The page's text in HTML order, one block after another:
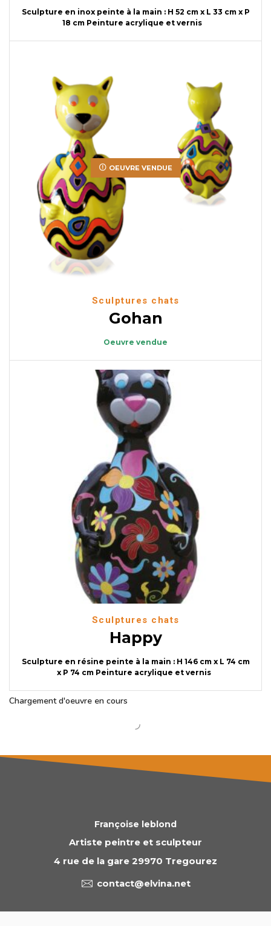
Sculpture en inox peinte à la main : H 52 cm x L 33 cm x P
18 cm Peinture acrylique et vernis
OEUVRE VENDUE
Sculptures chats
Gohan
Oeuvre vendue
Sculptures chats
Happy
Sculpture en résine peinte à la main : H 146 cm x L 74 cm
x P 74 cm Peinture acrylique et vernis
Chargement d'oeuvre en cours
Françoise leblond
Artiste peintre et sculpteur
4 rue de la gare 29970 Tregourez
contact@elvina.net